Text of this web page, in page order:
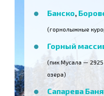
Банско,
(горнолыжные
Горный
(пик Мусала —
озера)
Сапарева Баня